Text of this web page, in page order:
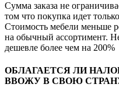
Сумма заказа не
том что покупка идет
Стоимость мебели меньше
на обычный ассортимент.
дешевле более чем на 200%
ОБЛАГАЕТСЯ ЛИ
ВВОЖУ В СВОЮ